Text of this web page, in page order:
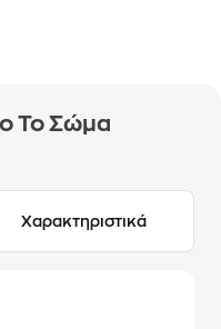
Το Σώμα
Χαρακτηριστικά